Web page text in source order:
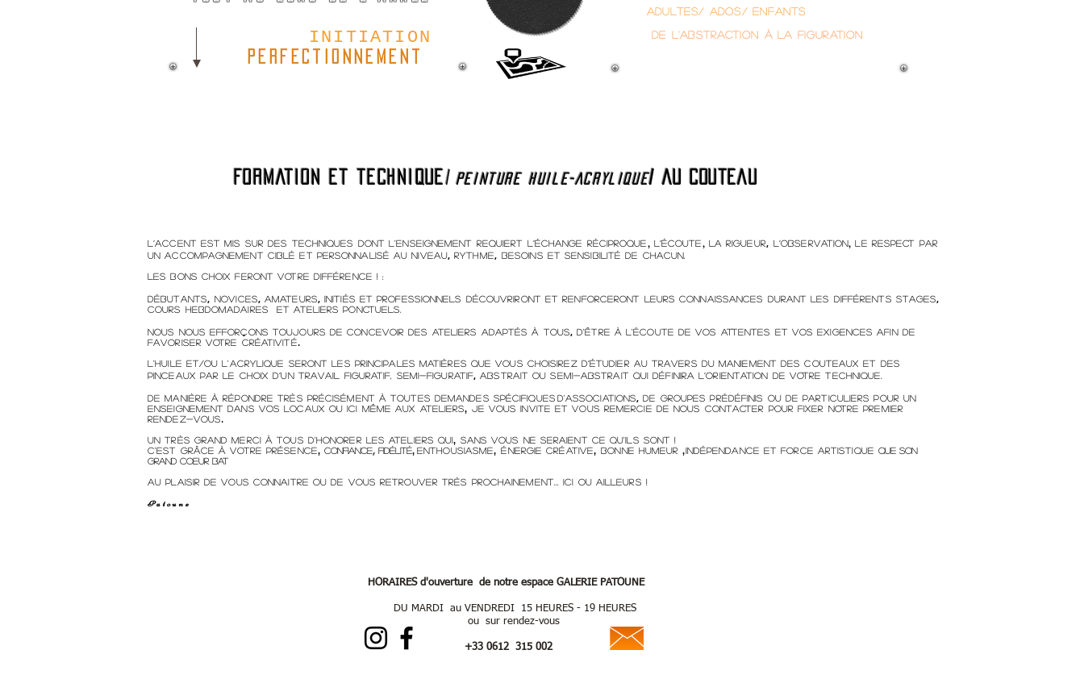
INITIATION
perfectionnement
adultes/ ados/ enfants
de l'abstraction à la figuration
FORMATION et TECHNIQUE / peinture huile-Acrylique/ au couteau
L’accent est mis sur des techniques dont l'enseignement requiert l’échange réciproque, l’écoute, la rigueur, l’observation,le respect Par
un accompagnement ciblé et personnalisé au niveau,rythme, besoins et sensibilité de chacun.
Les bons choix feront votre différence ! :
Débutants, Novices,amateurs,initiés et professionnels découvriront et renforceront leurs connaissances durant les différents stages,
cours hebdomadaires et ateliers ponctuels.
Nous nous efforçons toujours de concevoir des ateliers adaptés à tous,d'être à l'écoute de vos attentes et vos exigences afin de
favoriser votre créativité.
L'Huile et/ou l'Acrylique seront les principales matières que vous choisirez d’étudier au travers du maniement des couteaux et des
pinceaux parle choix d’un travail figuratif, semi-figuratif,abstrait ou semi-abstrait qui définira l’orientation de votre technique.
De manière à répondre très précisément à toutes demandes spécifiques d'associations,de groupes prédéfinis ou de particulierspour un
enseignement dans vos locaux ou ici même aux ateliers, je vous invite et vous remercie de nous contacter pour fixer notre premier
rendez-vous.
un très grand Merci à tous d'honorer les ateliersqui, sans vous ne seraient ce qu'ils sont !
c'est grâce à votre présence,confiance, fidélité,enthousiasme, énergie créative, bonne humeur ,indépendance et force artistique que son
grand coeur bat
au plaisir de vous connaitre ou de vous retrouver très prochainement... ici ou ailleurs !
Patoune
HORAIRES d'ouverture de notre espace GALERIE PATOUNE
DU MARDI au VENDREDI 15 HEURES - 19 HEURES
ou sur rendez-vous
+33 0612 315 002